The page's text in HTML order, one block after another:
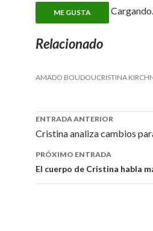
ME GUSTA
Relacionado
AMADO BOUDOUCRISTINA
Navegador
de
artículos
ENTRADA ANTERIOR
Cristina analiza cambios
PRÓXIMO ENTRADA
El cuerpo de Cristina habla